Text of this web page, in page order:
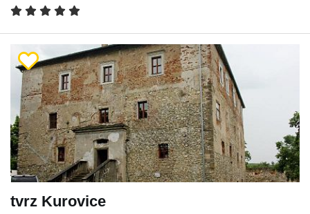
tvrz Kurovice